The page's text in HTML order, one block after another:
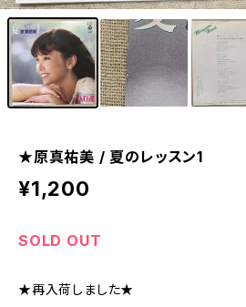
★原真祐美 / 夏のレッスン1
¥1,200
SOLD OUT
★再入荷しました★